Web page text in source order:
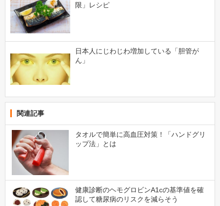
限」レシピ
日本人にじわじわ増加している「胆管が
ん」
関連記事
タオルで簡単に高血圧対策！「ハンドグリ
ップ法」とは
健康診断のヘモグロビンA1cの基準値を確
認して糖尿病のリスクを減らそう